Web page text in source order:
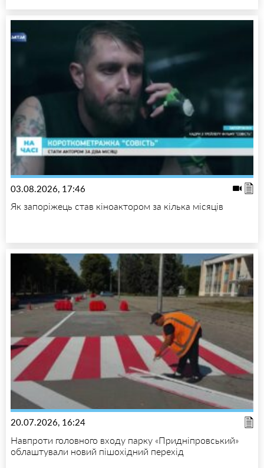
03.08.2026, 17:46
Як запоріжець став кіноактором за кілька місяців
20.07.2026, 16:24
Навпроти головного входу парку «Придніпровський»
облаштували новий пішохідний перехід